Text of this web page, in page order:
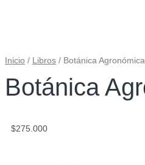
Inicio / Libros / Botánica
Botánica
$275.000